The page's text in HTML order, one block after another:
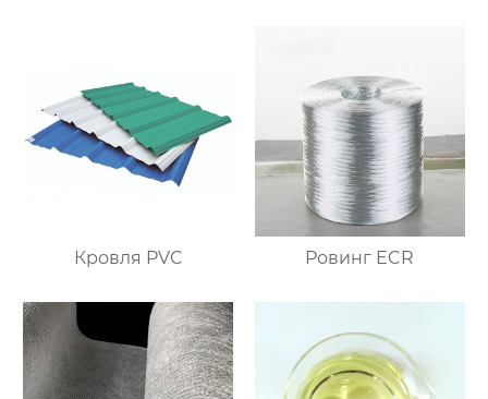
Кровля PVC Ровинг ECR